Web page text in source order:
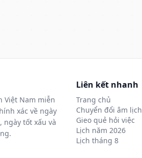
Việt Nam miễn
xác về ngày
ngày tốt xấu và
Liên kết nhanh
Trang chủ
Chuyển đổi âm lịch
Gieo quẻ hỏi việc
Lịch năm 2026
Lịch tháng 8